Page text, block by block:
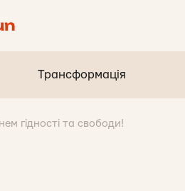
Трансформація
гідності та свободи!